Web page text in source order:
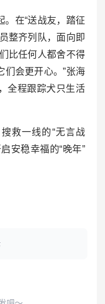
。在“送战友，踏征
整齐列队，面向即
比任何人都舍不得
们会更开心。”张海
全程跟踪犬只生活
救一线的“无言战
安稳幸福的“晚年”